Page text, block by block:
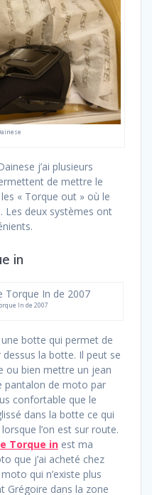
j’ai plusieurs
de mettre le
« Torque out » où le
Les deux systèmes ont
in
In de 2007
botte qui permet de
la botte. Il peut se
ou bien mettre un jean
pantalon de moto par
confortable que le
dans la botte ce qui
l’on est sur route.
Torque in est ma
que j’ai acheté chez
qui n’existe plus
Grégoire dans la zone